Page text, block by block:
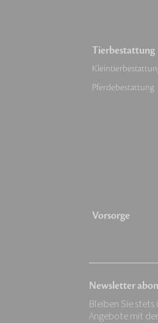
Tierbestattung
Pferdebestattung
Vorsorge
Newsletter
Bleiben Sie
Angebote mit